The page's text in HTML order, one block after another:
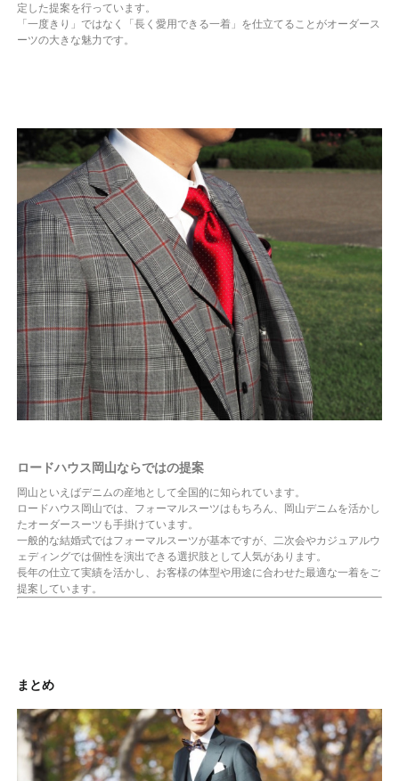
定した提案を行っています。
「一度きり」ではなく「長く愛用できる一着」を仕立てることがオーダース
ーツの大きな魅力です。
ロードハウス岡山ならではの提案
岡山といえばデニムの産地として全国的に知られています。
ロードハウス岡山では、フォーマルスーツはもちろん、岡山デニムを活かし
たオーダースーツも手掛けています。
一般的な結婚式ではフォーマルスーツが基本ですが、二次会やカジュアルウ
ェディングでは個性を演出できる選択肢として人気があります。
長年の仕立て実績を活かし、お客様の体型や用途に合わせた最適な一着をご
提案しています。
まとめ